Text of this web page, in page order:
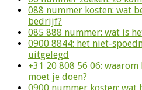
088 nummer kosten: wat
bedrijf?
085 888 nummer: wat is
0900 8844: het niet-
uitgelegd
+31 20 808 56 06:
moet je doen?